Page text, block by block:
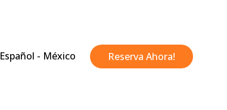
Español - México Reserva Ahora!